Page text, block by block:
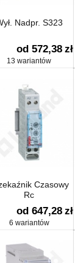
Nadpr. S323
od 572,38 zł
13 wariantów
Czasowy
Rc
od 647,28 zł
6 wariantów